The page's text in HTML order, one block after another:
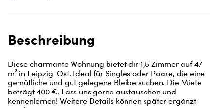
Beschreibung
Diese charmante Wohnung bietet dir 1,5 Zimmer auf 47
m² in Leipzig, Ost. Ideal für Singles oder Paare, die eine
gemütliche und gut gelegene Bleibe suchen. Die Miete
beträgt 400 €. Lass uns gerne austauschen und
kennenlernen! Weitere Details können später ergänzt